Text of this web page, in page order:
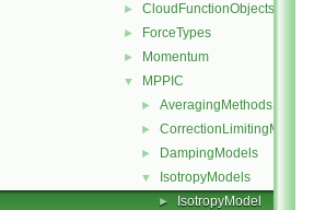
► CloudFunctionObjects
► ForceTypes
► Momentum
▼ MPPIC
► AveragingMethods
► CorrectionLimitingMethods
► DampingModels
▼ IsotropyModels
► IsotropyModel